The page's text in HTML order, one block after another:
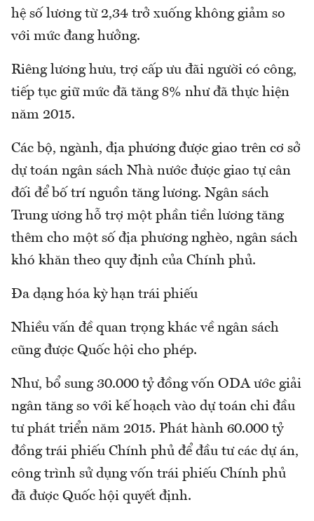
hệ số lương từ 2,34 trở xuống không giảm so
với mức đang hưởng.
Riêng lương hưu, trợ cấp ưu đãi người có công,
tiếp tục giữ mức đã tăng 8% như đã thực hiện
năm 2015.
Các bộ, ngành, địa phương được giao trên cơ sở
dự toán ngân sách Nhà nước được giao tự cân
đối để bố trí nguồn tăng lương. Ngân sách
Trung ương hỗ trợ một phần tiền lương tăng
thêm cho một số địa phương nghèo, ngân sách
khó khăn theo quy định của Chính phủ.
Đa dạng hóa kỳ hạn trái phiếu
Nhiều vấn đề quan trọng khác về ngân sách
cũng được Quốc hội cho phép.
Như, bổ sung 30.000 tỷ đồng vốn ODA ước giải
ngân tăng so với kế hoạch vào dự toán chi đầu
tư phát triển năm 2015. Phát hành 60.000 tỷ
đồng trái phiếu Chính phủ để đầu tư các dự án,
công trình sử dụng vốn trái phiếu Chính phủ
đã được Quốc hội quyết định.